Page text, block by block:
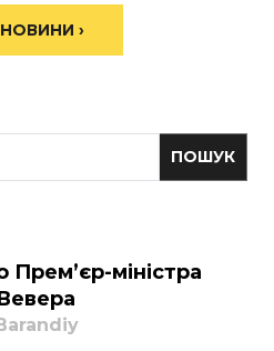
НОВИНИ ›
Прем’єр-міністра